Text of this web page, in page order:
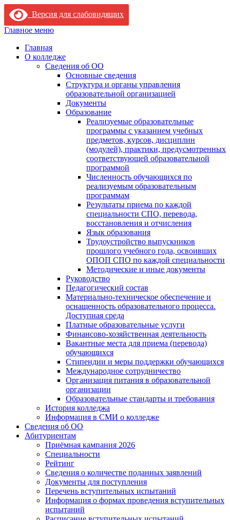
Версия для слабовидящих
Skip
content
Главное меню
Главная
О колледже
Сведения об ОО
Основные сведения
Структура и органы управления
образовательной организацией
Документы
Образование
Реализуемые образовательные
программы с указанием учебных
предметов, курсов, дисциплин
(модулей), практики, предусмотренных
соответствующей образовательной
программой
Численность обучающихся по
реализуемым образовательным
программам
Результаты приема по каждой
специальности СПО, перевода,
восстановления и отчисления
Язык образования
Трудоустройство выпускников
прошлого учебного года, освоивших
ОПОП СПО по каждой специальности
Методические и иные документы
Руководство
Педагогический состав
Материально-техническое обеспечение и
оснащенность образовательного процесса.
Доступная среда
Платные образовательные услуги
Финансово-хозяйственная деятельность
Вакантные места для приема (перевода)
обучающихся
Стипендии и меры поддержки обучающихся
Международное сотрудничество
Организация питания в образовательной
организации
Образовательные стандарты и требования
История колледжа
Информация в СМИ о колледже
Сведения об ОО
Абитуриентам
Приёмная кампания 2026
Специальности
Рейтинг
Сведения о количестве поданных заявлений
Документы для поступления
Перечень вступительных испытаний
Информация о формах проведения вступительных
испытаний